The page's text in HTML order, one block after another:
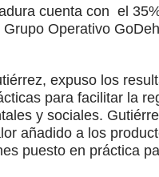
cuenta con el
Operativo
expuso los
para facilitar la
y sociales.
añadido a los
puesto en práctica